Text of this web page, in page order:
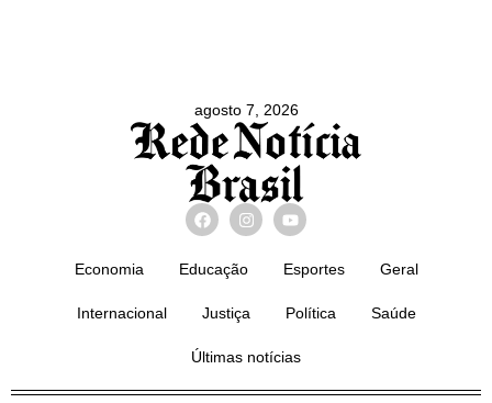
agosto 7, 2026
Economia Educação Esportes Geral
Internacional Justiça Política Saúde
Últimas notícias